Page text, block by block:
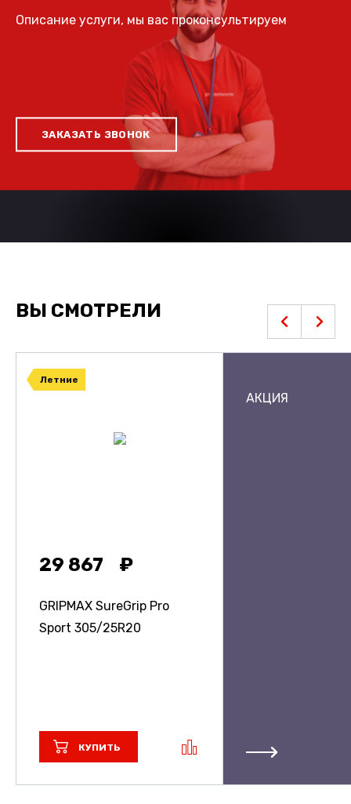
Описание услуги, мы вас проконсультируем
ЗАКАЗАТЬ ЗВОНОК
ВЫ СМОТРЕЛИ
Летние
29 867
GRIPMAX SureGrip Pro
Sport 305/25R20
КУПИТЬ
АКЦИЯ